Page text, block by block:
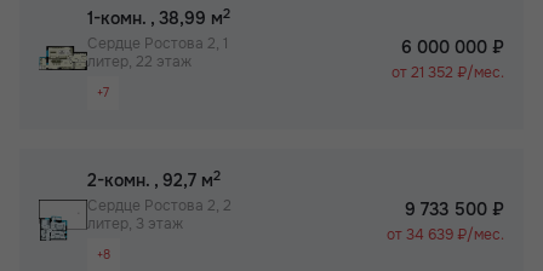
Большая кухня
Вид на 2 стороны
Паркинг
1-комн. , 38,99 м2
Сердце Ростова 2, 1
литер, 22 этаж
+7
Большая кухня
Вид на 2 стороны
Паркинг
6 000 000 ₽
от 21 352 ₽/мес.
2-комн. , 92,7 м2
Сердце Ростова 2, 2
литер, 3 этаж
+8
9 733 500 ₽
от 34 639 ₽/мес.